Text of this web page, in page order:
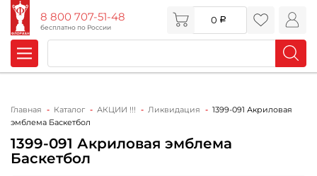
8 800 707-51-48
бесплатно по России
0
Главная Каталог АКЦИИ !!! Ликвидация
1399-091 Акриловая
эмблема Баскетбол
1399-091 Акриловая эмблема
Баскетбол